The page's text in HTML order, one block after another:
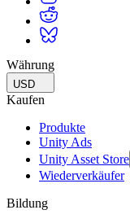
Währung
USD
Kaufen
Produkte
Unity Ads
Unity Asset Store
Wiederverkäufer
Bildung